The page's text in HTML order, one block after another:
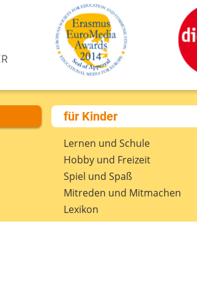
für Kinder
Lernen und Schule
Hobby und Freizeit
Spiel und Spaß
Mitreden und Mitmachen
Lexikon
Datenschutz